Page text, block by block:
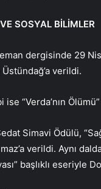
SOSYAL BİLİMLER
dergisinde 29
verildi.
“Verda’nın
Simavi Ödülü,
verildi. Aynı
başlıklı eseriyle